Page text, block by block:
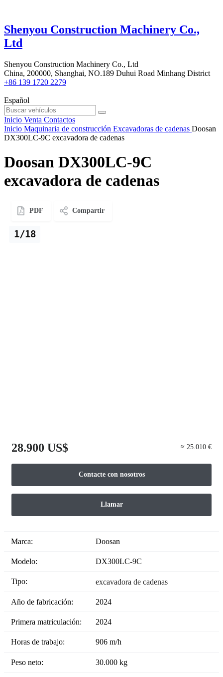
Shenyou Construction Machinery Co.,
Ltd
Shenyou Construction Machinery Co., Ltd
China, 200000, Shanghai, NO.189 Duhui Road Minhang District
+86 139 1720 2279
Español
Inicio Venta Contactos
Inicio Maquinaria de construcción Excavadoras de cadenas Doosan
DX300LC-9C excavadora de cadenas
Doosan DX300LC-9C
excavadora de cadenas
PDF Compartir
1/18
28.900 US$ ≈ 25.010 €
Contacte con nosotros
Llamar
Marca: Doosan
Modelo: DX300LC-9C
Tipo: excavadora de cadenas
Año de fabricación: 2024
Primera matriculación: 2024
Horas de trabajo: 906 m/h
Peso neto: 30.000 kg